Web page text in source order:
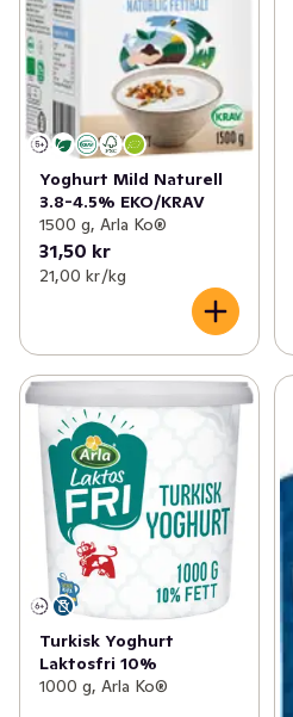
Yoghurt Mild Naturell
3.8-4.5% EKO/KRAV
1500 g, Arla Ko®
31,50 kr
21,00 kr /kg
Turkisk Yoghurt
Laktosfri 10%
1000 g, Arla Ko®